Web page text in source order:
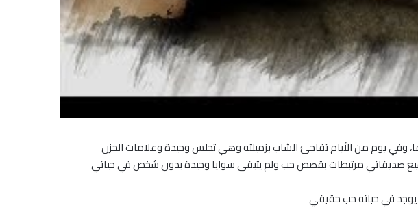
يوم من الأيام تفاجئ الشاب بزميلته وهي تجلس وحيدة وعلامات الحزن
جميع صديقاتي مرتبطات بقصص حب ولم يتبقى سوايا وحيدة بدون شخص في حياتي
يوجد في حياته حب حقيقي